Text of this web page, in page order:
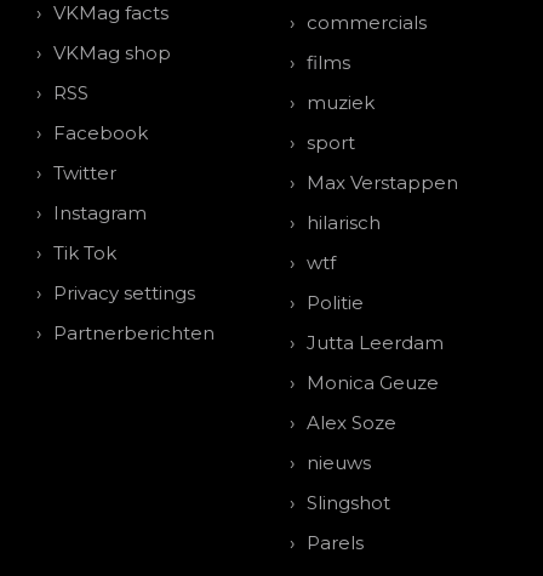
VKMag facts
VKMag shop
RSS
Facebook
Twitter
Instagram
Tik Tok
Privacy settings
Partnerberichten
commercials
films
muziek
sport
Max Verstappen
hilarisch
wtf
Politie
Jutta Leerdam
Monica Geuze
Alex Soze
nieuws
Slingshot
Parels